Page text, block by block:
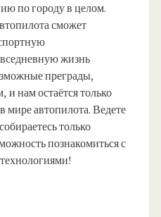
по городу в целом.
сможет
жизнь
преграды,
и нам остаётся только
автопилота. Ведете
только
познакомиться с